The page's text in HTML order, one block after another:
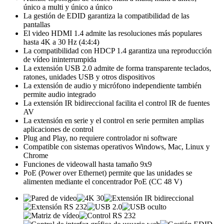
único a multi y único a único
La gestión de EDID garantiza la compatibilidad de las
pantallas
El video HDMI 1.4 admite las resoluciones más populares
hasta 4K a 30 Hz (4:4:4)
La compatibilidad con HDCP 1.4 garantiza una reproducción
de vídeo ininterrumpida
La extensión USB 2.0 admite de forma transparente teclados,
ratones, unidades USB y otros dispositivos
La extensión de audio y micrófono independiente también
permite audio integrado
La extensión IR bidireccional facilita el control IR de fuentes
AV
La extensión en serie y el control en serie permiten amplias
aplicaciones de control
Plug and Play, no requiere controlador ni software
Compatible con sistemas operativos Windows, Mac, Linux y
Chrome
Funciones de videowall hasta tamaño 9x9
PoE (Power over Ethernet) permite que las unidades se
alimenten mediante el concentrador PoE (CC 48 V)